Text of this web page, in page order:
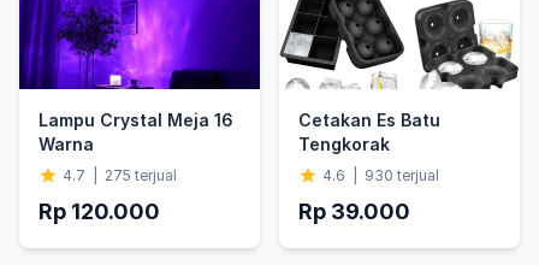
Lampu Crystal Meja 16
Warna
4.7 275 terjual
Rp 120.000
Cetakan Es Batu
Tengkorak
4.6 930 terjual
Rp 39.000